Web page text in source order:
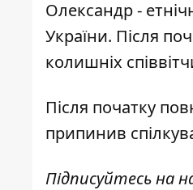
Олександр -
України. Після
колишніх
Після початку
припинив
Підписуйтесь на